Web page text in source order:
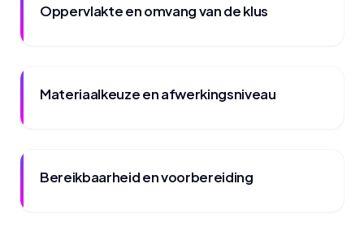
Oppervlakte en omvang van de klus
Materiaalkeuze en afwerkingsniveau
Bereikbaarheid en voorbereiding